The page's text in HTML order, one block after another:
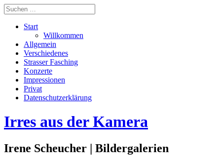
Start
Willkommen
Allgemein
Verschiedenes
Strasser Fasching
Konzerte
Impressionen
Privat
Datenschutzerklärung
Irres aus der Kamera
Irene Scheucher | Bildergalerien